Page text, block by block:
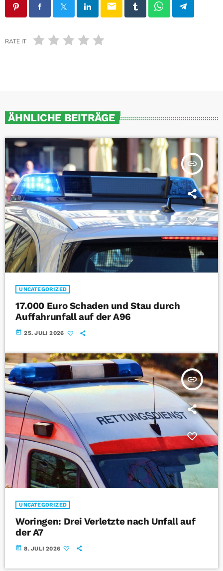
email
RATE IT
ÄHNLICHE BEITRÄGE
insert_link
UNCATEGORIZED
17.000 Euro Schaden und Stau durch
Auffahrunfall auf der A96
today 25. JULI 2026
insert_link
UNCATEGORIZED
Woringen: Drei Verletzte nach Unfall auf
der A7
today 8. JULI 2026